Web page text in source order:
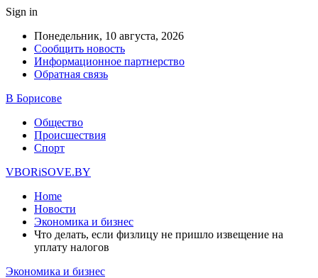
Sign in
Понедельник, 10 августа, 2026
Сообщить новость
Информационное партнерство
Обратная связь
В Борисове
Общество
Происшествия
Спорт
VBORiSOVE.BY
Home
Новости
Экономика и бизнес
Что делать, если физлицу не пришло извещение на
уплату налогов
Экономика и бизнес